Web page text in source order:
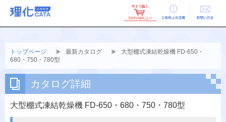
ご利用上の お問い合せ
トップページ 最新カタログ
大型棚式凍結乾燥機 FD-650・
680・750・780型
カタログ詳細
大型棚式凍結乾燥機 FD-650・680・750・780型